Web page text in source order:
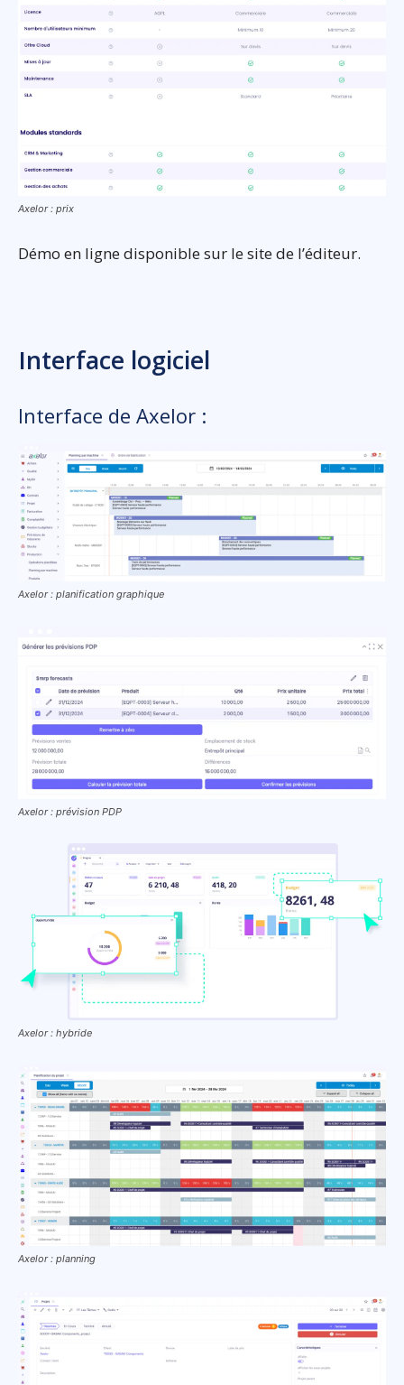
Axelor : prix
Démo en ligne disponible sur le site de l’éditeur.
Interface logiciel
Interface de Axelor :
Axelor : planification graphique
Axelor : prévision PDP
Axelor : hybride
Axelor : planning